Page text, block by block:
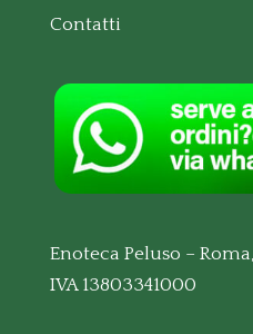
Contatti
Enoteca Peluso –
IVA 13803341000